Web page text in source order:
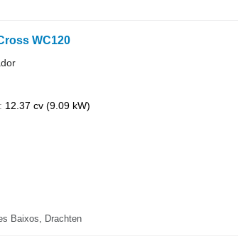
WC120
12.37 cv (9.09 kW)
Baixos, Drachten